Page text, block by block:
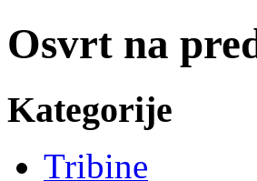
Osvrt na
Kategorije
Tribine